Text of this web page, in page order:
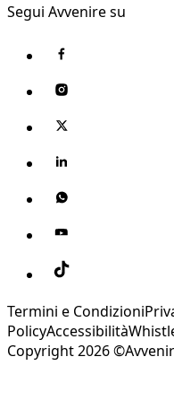
Segui Avvenire su
Termini e Condizioni
PolicyAccessibilità
Copyright 2026